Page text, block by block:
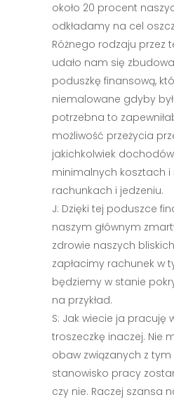
około 20 procent
odkładamy na cel
Różnego rodzaju przez
udało nam się
poduszkę finansową,
niemalowane gdyby
potrzebna to
możliwość przeżycia
jakichkolwiek
minimalnych kosztach
rachunkach i jedzeniu.
J: Dzięki tej poduszce
naszym głównym
zdrowie naszych
zapłacimy rachunek w
będziemy w stanie
na przykład.
S: Jak wiecie ja pracuję
troszeczkę inaczej. Nie
obaw związanych z
stanowisko pracy
czy nie. Raczej szansa